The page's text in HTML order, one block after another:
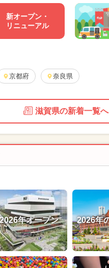
新オープン・
リニューアル
京都府 奈良県
滋賀県の新着一覧へ
2026年オープン 2026年